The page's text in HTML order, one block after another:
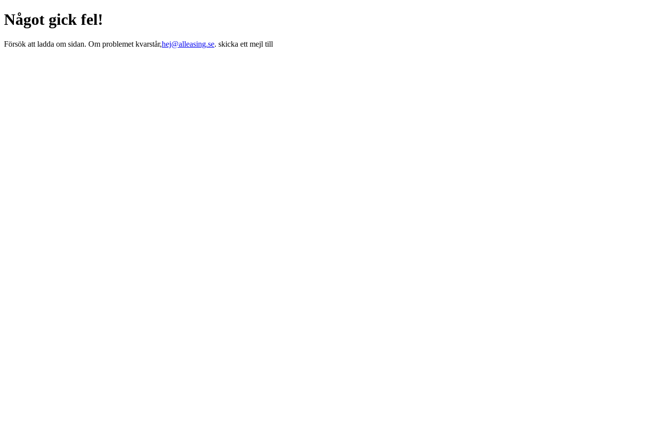
Något gick fel!
Försök att ladda om sidan. Om problemet kvarstår,hej@alleasing.se. skicka ett mejl till